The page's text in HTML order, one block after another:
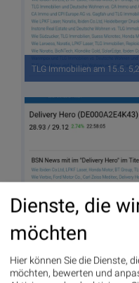
TLG Immobilien am 15.5.
Delivery Hero am 15.5.
Dienste, die
möchten
Hier können Sie die Dienste,
möchten, bewerten und